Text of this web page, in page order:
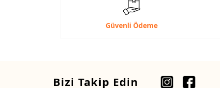
Güvenli Ödeme
Bizi Takip Edin